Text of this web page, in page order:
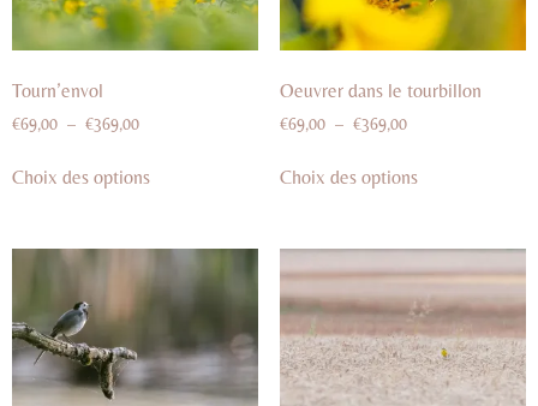
Tourn’envol
€69,00 – €369,00
Choix des options
Oeuvrer dans le tourbillon
€69,00 – €369,00
Choix des options